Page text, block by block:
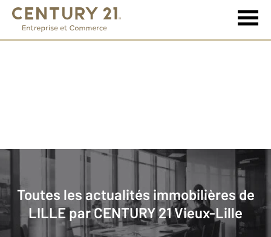
Toutes les actualités immobilières de
LILLE parCENTURY 21 Vieux-Lille
1